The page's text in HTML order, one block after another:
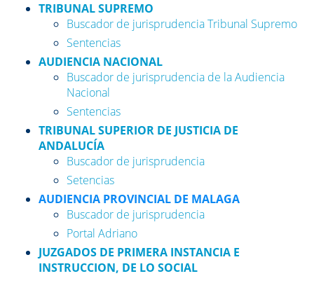
TRIBUNAL SUPREMO
Buscador de jurisprudencia Tribunal Supremo
Sentencias
AUDIENCIA NACIONAL
Buscador de jurisprudencia de la Audiencia
Nacional
Sentencias
TRIBUNAL SUPERIOR DE JUSTICIA DE
ANDALUCÍA
Buscador de jurisprudencia
Setencias
AUDIENCIA PROVINCIAL DE MALAGA
Buscador de jurisprudencia
Portal Adriano
JUZGADOS DE PRIMERA INSTANCIA E
INSTRUCCION, DE LO SOCIAL